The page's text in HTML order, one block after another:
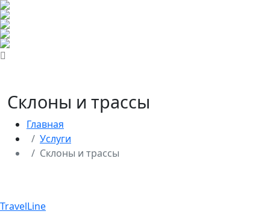
Склоны и трассы
Главная
Услуги
Склоны и трассы
TravelLine